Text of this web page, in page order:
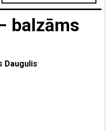
balzāms
Daugulis